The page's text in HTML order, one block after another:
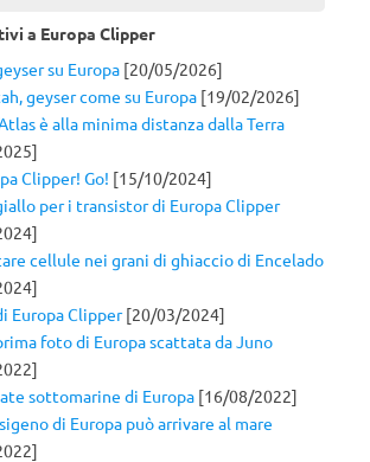
a Europa Clipper
su Europa [20/05/2026]
geyser come su Europa [19/02/2026]
è alla minima distanza dalla Terra
Clipper! Go! [15/10/2024]
per i transistor di Europa Clipper
cellule nei grani di ghiaccio di Encelado
Europa Clipper[20/03/2024]
foto di Europa scattata da Juno
sottomarine di Europa [16/08/2022]
di Europa può arrivare al mare